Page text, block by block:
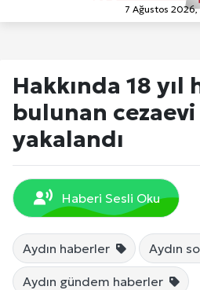
7 Ağustos 2026,
Hakkında 18 yıl
bulunan
yakalandı
Haberi Sesli Oku
Aydın haberler Aydın
Aydın gündem haberler